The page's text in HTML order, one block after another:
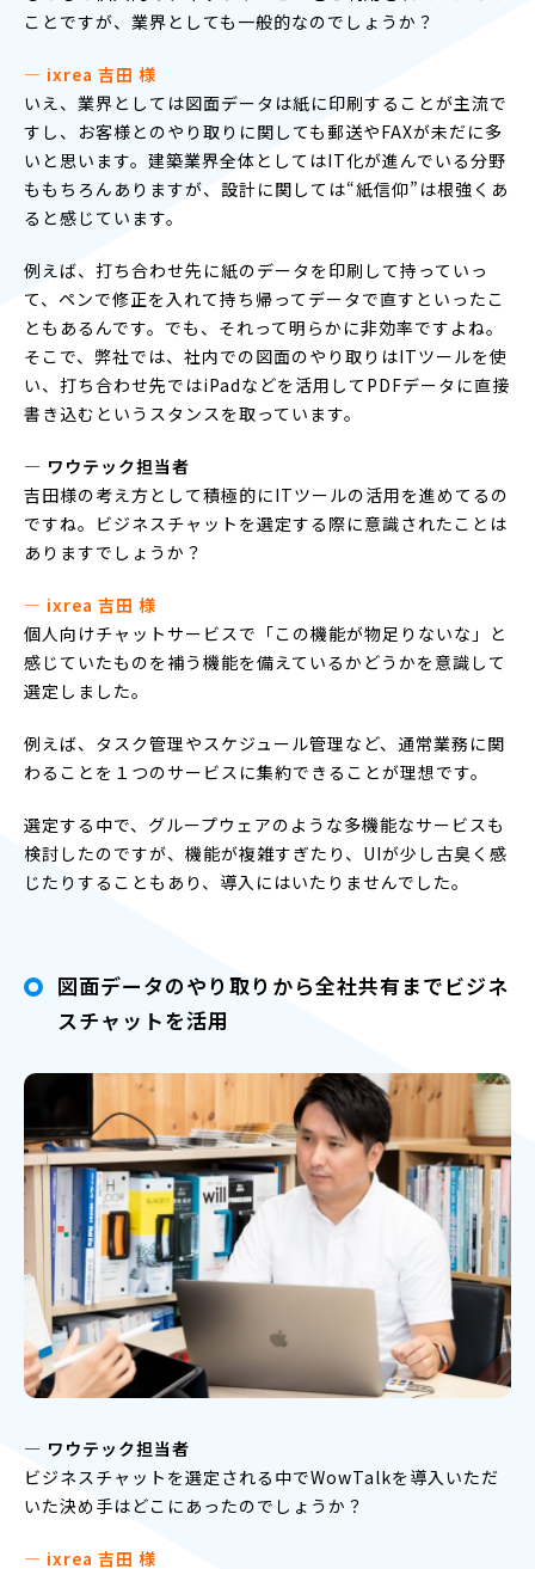
ことですが、業界としても一般的なのでしょうか？
― ixrea 吉田 様
いえ、業界としては図面データは紙に印刷することが主流で
すし、お客様とのやり取りに関しても郵送やFAXが未だに多
いと思います。建築業界全体としてはIT化が進んでいる分野
ももちろんありますが、設計に関しては“紙信仰”は根強くあ
ると感じています。
例えば、打ち合わせ先に紙のデータを印刷して持っていっ
て、ペンで修正を入れて持ち帰ってデータで直すといったこ
ともあるんです。でも、それって明らかに非効率ですよね。
そこで、弊社では、社内での図面のやり取りはITツールを使
い、打ち合わせ先ではiPadなどを活用してPDFデータに直接
書き込むというスタンスを取っています。
― ワウテック担当者
吉田様の考え方として積極的にITツールの活用を進めてるの
ですね。ビジネスチャットを選定する際に意識されたことは
ありますでしょうか？
― ixrea 吉田 様
個人向けチャットサービスで「この機能が物足りないな」と
感じていたものを補う機能を備えているかどうかを意識して
選定しました。
例えば、タスク管理やスケジュール管理など、通常業務に関
わることを１つのサービスに集約できることが理想です。
選定する中で、グループウェアのような多機能なサービスも
検討したのですが、機能が複雑すぎたり、UIが少し古臭く感
じたりすることもあり、導入にはいたりませんでした。
図面データのやり取りから全社共有までビジネ
スチャットを活用
― ワウテック担当者
ビジネスチャットを選定される中でWowTalkを導入いただ
いた決め手はどこにあったのでしょうか？
― ixrea 吉田 様